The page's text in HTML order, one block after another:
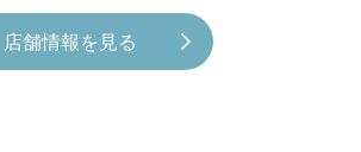
店舗情報を見る